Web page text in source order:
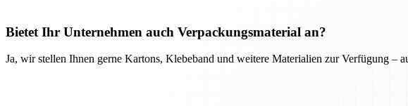
Bietet Ihr Unternehmen auch Verpackungsmaterial an?
Ja, wir stellen Ihnen gerne Kartons, Klebeband und weitere Materialien zur Verfügung –